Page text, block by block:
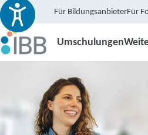
Für BildungsanbieterFür
Umschulungen